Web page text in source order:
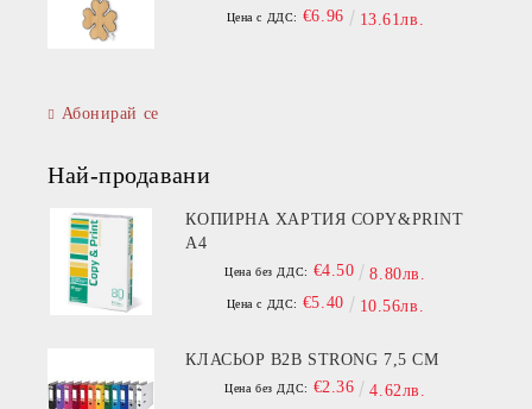
Цена с ДДС: €6.96 13.61лв.
Абонирай се
Най-продавани
КОПИРНА ХАРТИЯ COPY&PRINT
A4
Цена без ДДС: €4.50 8.80лв.
Цена с ДДС: €5.40 10.56лв.
КЛАСЬОР B2B STRONG 7,5 СМ
Цена без ДДС: €2.36 4.62лв.